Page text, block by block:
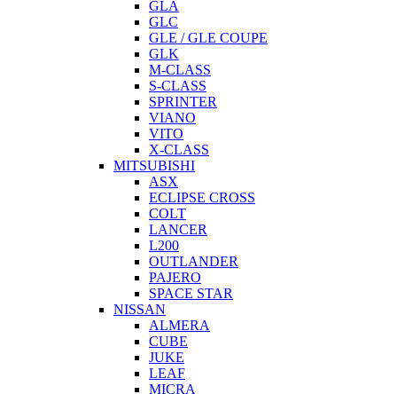
GLA
GLC
GLE / GLE COUPE
GLK
M-CLASS
S-CLASS
SPRINTER
VIANO
VITO
X-CLASS
MITSUBISHI
ASX
ECLIPSE CROSS
COLT
LANCER
L200
OUTLANDER
PAJERO
SPACE STAR
NISSAN
ALMERA
CUBE
JUKE
LEAF
MICRA